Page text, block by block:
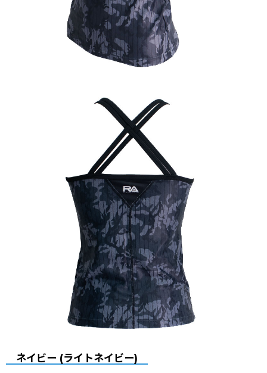
ネイビー (ライトネイビー)